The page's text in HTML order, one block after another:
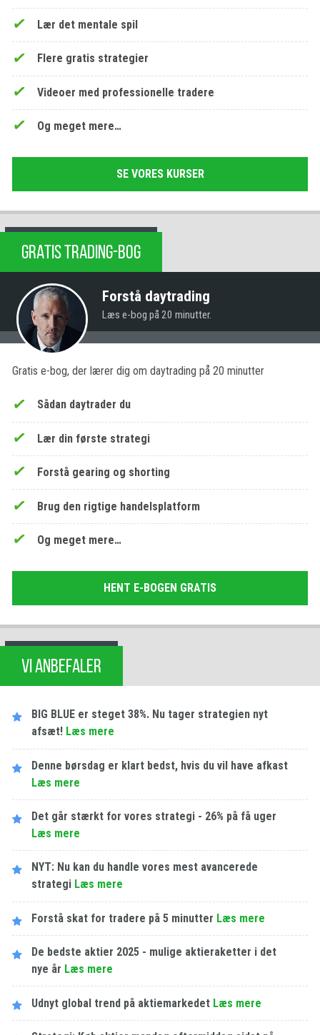
Lær det mentale spil
Flere gratis strategier
Videoer med professionelle tradere
Og meget mere…
SE VORES KURSER
GRATIS TRADING-BOG
Forstå daytrading
Læs e-bog på 20 minutter.
Gratis e-bog, der lærer dig om daytrading på 20 minutter
Sådan daytrader du
Lær din første strategi
Forstå gearing og shorting
Brug den rigtige handelsplatform
Og meget mere…
HENT E-BOGEN GRATIS
VI ANBEFALER
BIG BLUE er steget 38%. Nu tager strategien nyt
afsæt! Læs mere
Denne børsdag er klart bedst, hvis du vil have afkast
Læs mere
Det går stærkt for vores strategi - 26% på få uger
Læs mere
NYT: Nu kan du handle vores mest avancerede
strategi Læs mere
Forstå skat for tradere på 5 minutter Læs mere
De bedste aktier 2025 - mulige aktieraketter i det
nye år Læs mere
Udnyt global trend på aktiemarkedet Læs mere